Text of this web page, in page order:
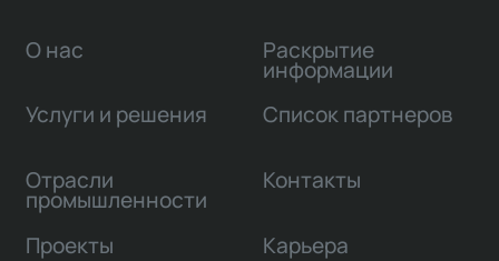
О нас
Услуги и решения
Отрасли
промышленности
Проекты
Раскрытие
информации
Список партнеров
Контакты
Карьера